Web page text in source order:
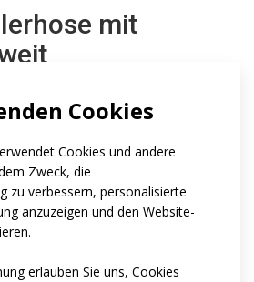
Cookies
Cookies und andere
Zweck, die
zu verbessern, personalisierte
anzuzeigen und den Website-
erlauben Sie uns, Cookies
mit
long cycling trousers with bibs
U-shaped panel made from
Legs can finish in under-heel belt
you can add reflective details or
print on grey areas as seen in the